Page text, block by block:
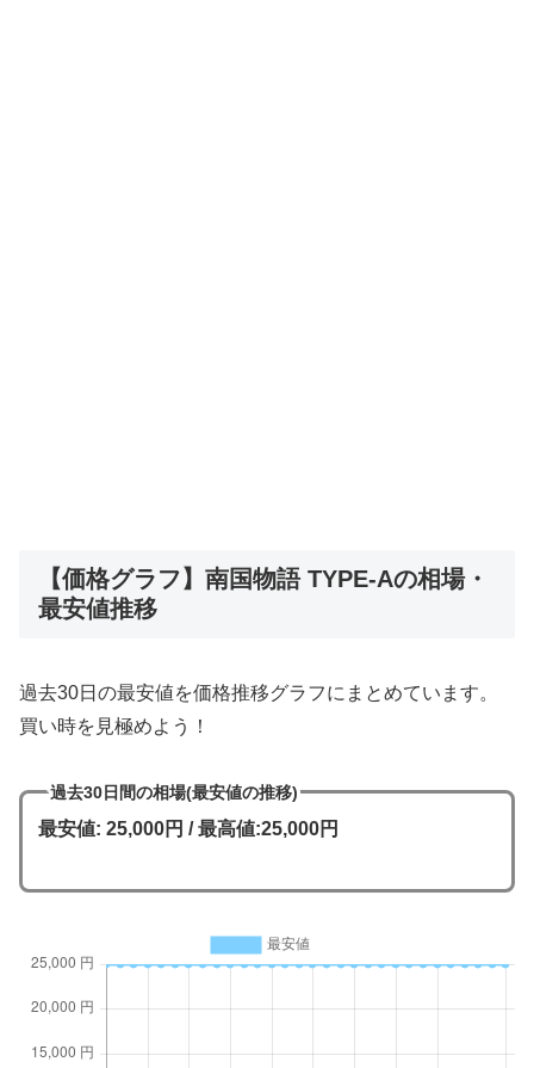
【価格グラフ】南国物語 TYPE-Aの相場・
最安値推移
過去30日の最安値を価格推移グラフにまとめています。
買い時を見極めよう！
過去30日間の相場(最安値の推移)
最安値: 25,000円 / 最高値:25,000円